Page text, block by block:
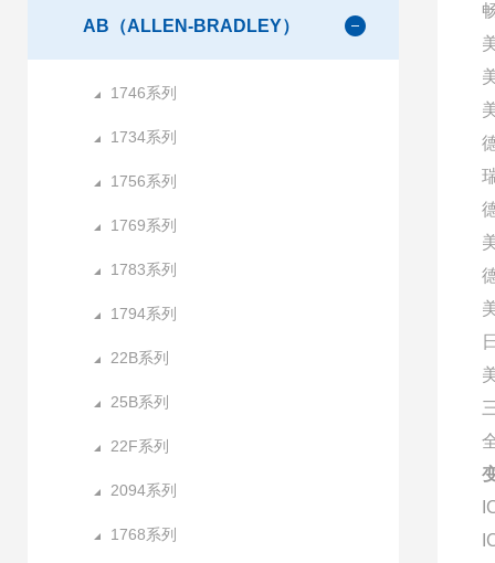
AB（ALLEN-BRADLEY）
1746系列
1734系列
1756系列
1769系列
1783系列
1794系列
22B系列
25B系列
22F系列
2094系列
1768系列